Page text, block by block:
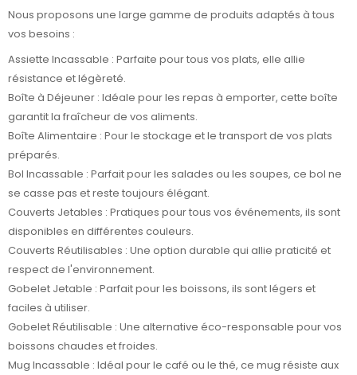
Nous proposons une large gamme de produits adaptés à tous
vos besoins :
Assiette Incassable : Parfaite pour tous vos plats, elle allie
résistance et légèreté.
Boîte à Déjeuner : Idéale pour les repas à emporter, cette boîte
garantit la fraîcheur de vos aliments.
Boîte Alimentaire : Pour le stockage et le transport de vos plats
préparés.
Bol Incassable : Parfait pour les salades ou les soupes, ce bol ne
se casse pas et reste toujours élégant.
Couverts Jetables : Pratiques pour tous vos événements, ils sont
disponibles en différentes couleurs.
Couverts Réutilisables : Une option durable qui allie praticité et
respect de l'environnement.
Gobelet Jetable : Parfait pour les boissons, ils sont légers et
faciles à utiliser.
Gobelet Réutilisable : Une alternative éco-responsable pour vos
boissons chaudes et froides.
Mug Incassable : Idéal pour le café ou le thé, ce mug résiste aux